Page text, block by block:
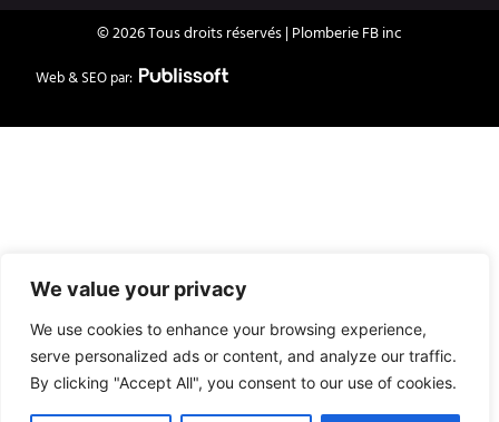
We value your privacy
We use cookies to enhance your browsing experience,
serve personalized ads or content, and analyze our traffic.
By clicking "Accept All", you consent to our use of cookies.
k
a
m
© 2026 Tous droits réservés | Plomberie FB inc
Web & SEO par: